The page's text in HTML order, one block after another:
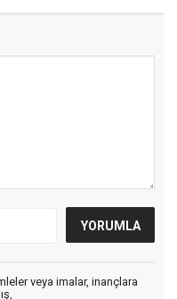
veya imalar, inançlara